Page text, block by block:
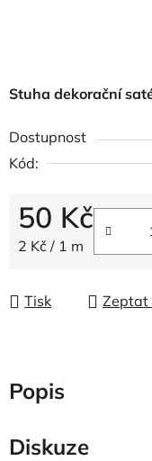
Stuha dekorační
Dostupnost
Kód:
50 Kč
Měrná cena:
2 Kč / 1 m
Tisk Zeptat
Popis
Diskuze